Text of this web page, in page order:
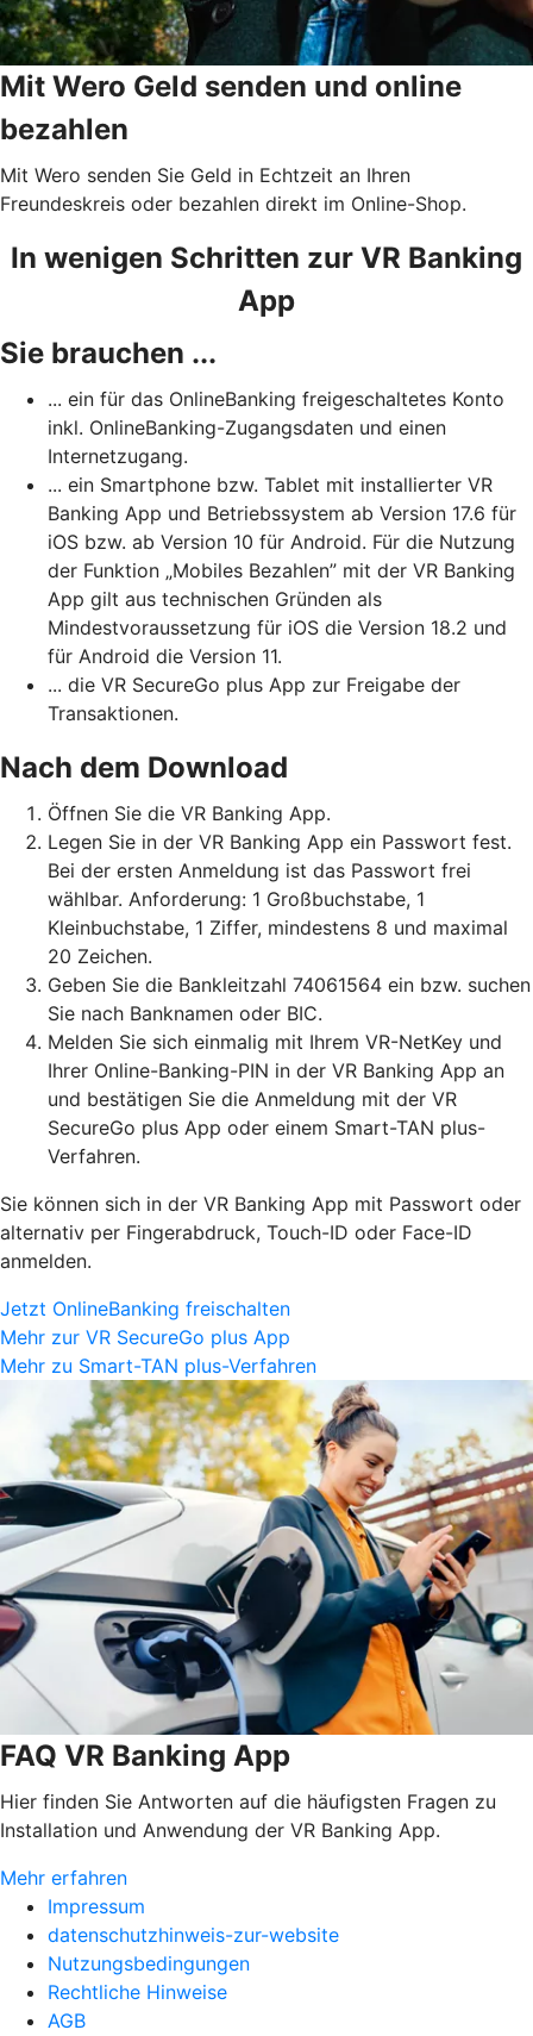
Mit Wero Geld senden und online
bezahlen
Mit Wero senden Sie Geld in Echtzeit an Ihren
Freundeskreis oder bezahlen direkt im Online-Shop.
In wenigen Schritten zur VR Banking
App
Sie brauchen ...
... ein für das OnlineBanking freigeschaltetes Konto
inkl. OnlineBanking-Zugangsdaten und einen
Internetzugang.
... ein Smartphone bzw. Tablet mit installierter VR
Banking App und Betriebssystem ab Version 17.6 für
iOS bzw. ab Version 10 für Android. Für die Nutzung
der Funktion „Mobiles Bezahlen” mit der VR Banking
App gilt aus technischen Gründen als
Mindestvoraussetzung für iOS die Version 18.2 und
für Android die Version 11.
... die VR SecureGo plus App zur Freigabe der
Transaktionen.
Nach dem Download
Öffnen Sie die VR Banking App.
Legen Sie in der VR Banking App ein Passwort fest.
Bei der ersten Anmeldung ist das Passwort frei
wählbar. Anforderung: 1 Großbuchstabe, 1
Kleinbuchstabe, 1 Ziffer, mindestens 8 und maximal
20 Zeichen.
Geben Sie die Bankleitzahl 74061564 ein bzw. suchen
Sie nach Banknamen oder BIC.
Melden Sie sich einmalig mit Ihrem VR-NetKey und
Ihrer Online-Banking-PIN in der VR Banking App an
und bestätigen Sie die Anmeldung mit der VR
SecureGo plus App oder einem Smart-TAN plus-
Verfahren.
Sie können sich in der VR Banking App mit Passwort oder
alternativ per Fingerabdruck, Touch-ID oder Face-ID
anmelden.
Jetzt OnlineBanking freischalten
Mehr zur VR SecureGo plus App
Mehr zu Smart-TAN plus-Verfahren
FAQ VR Banking App
Hier finden Sie Antworten auf die häufigsten Fragen zu
Installation und Anwendung der VR Banking App.
Mehr erfahren
Impressum
datenschutzhinweis-zur-website
Nutzungsbedingungen
Rechtliche Hinweise
AGB